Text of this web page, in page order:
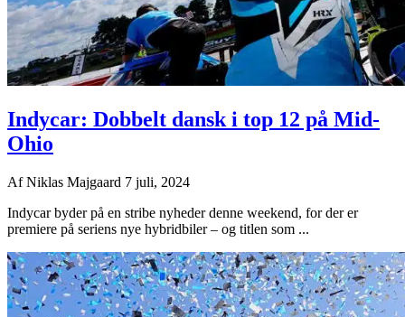
Indycar: Dobbelt dansk i top 12 på Mid-
Ohio
AfNiklas Majgaard 7 juli, 2024
Indycar byder på en stribe nyheder denne weekend, for der er
premiere på seriens nye hybridbiler – og titlen som ...